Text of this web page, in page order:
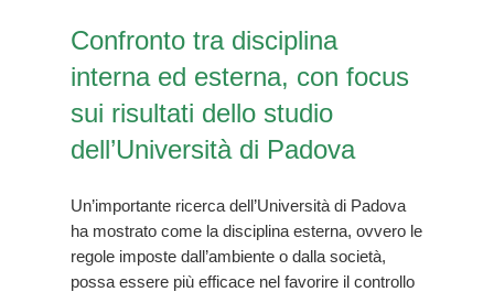
Confronto tra disciplina
interna ed esterna, con focus
sui risultati dello studio
dell’Università di Padova
Un’importante ricerca dell’Università di Padova
ha mostrato come la disciplina esterna, ovvero le
regole imposte dall’ambiente o dalla società,
possa essere più efficace nel favorire il controllo